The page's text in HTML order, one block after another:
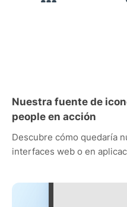
Nuestra fuente de
people en acción
Descubre cómo quedaría
interfaces web o en